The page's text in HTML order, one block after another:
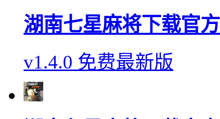
湖南七星麻将下载官
v1.4.0 免费最新版